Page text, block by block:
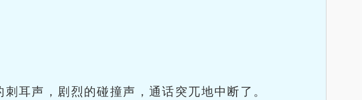
耳声，剧烈的碰撞声，通话突兀地中断了。